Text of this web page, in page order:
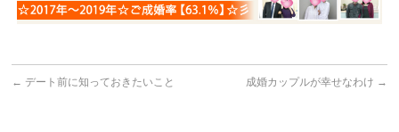
← デート前に知っておきたいこと 成婚カップルが幸せなわけ →